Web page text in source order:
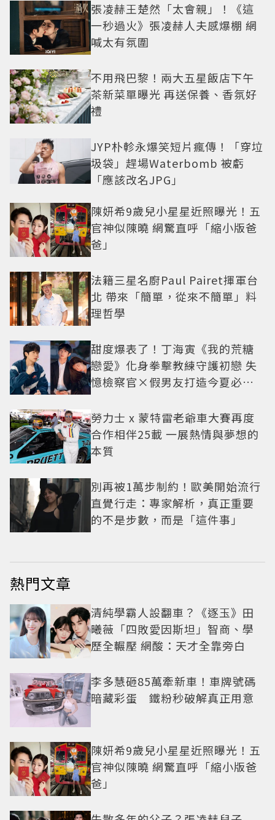
張凌赫王楚然「太會親」！《這
一秒過火》張凌赫人夫感爆棚 網
喊太有氛圍
不用飛巴黎！兩大五星飯店下午
茶新菜單曝光 再送保養、香氛好
禮
JYP朴軫永爆笑短片瘋傳！「穿垃
圾袋」趕場Waterbomb 被虧
「應該改名JPG」
陳妍希9歲兒小星星近照曝光！五
官神似陳曉 網驚直呼「縮小版爸
爸」
法籍三星名廚Paul Pairet揮軍台
北 帶來「簡單，從來不簡單」料
理哲學
甜度爆表了！丁海寅《我的荒糖
戀愛》化身拳擊教練守護初戀 失
憶檢察官×假男友打造今夏必看
勞力士 x 蒙特雷老爺車大賽再度
合作相伴25載 一展熱情與夢想的
本質
別再被1萬步制約！歐美開始流行
直覺行走：專家解析，真正重要
的不是步數，而是「這件事」
熱門文章
清純學霸人設翻車？《逐玉》田
曦薇「四敗愛因斯坦」智商、學
歷全輾壓 網酸：天才全靠旁白
李多慧砸85萬牽新車！車牌號碼
暗藏彩蛋 鐵粉秒破解真正用意
陳妍希9歲兒小星星近照曝光！五
官神似陳曉 網驚直呼「縮小版爸
爸」